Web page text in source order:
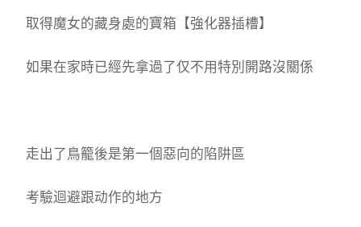
取得魔女的藏身處的寶箱【強化器插槽】
如果在家時已經先拿過了仅不用特別開路沒關係
走出了鳥籠後是第一個惡向的陷阱區
考驗迴避跟动作的地方